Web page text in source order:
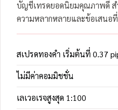
บัญชีเทรดยอดนิยมคุณภาพดี ส
ความหลากหลายและข้อเสนอ
สเปรดทองคำ เริ่มต้นที่ 0.37
ไม่มีค่าคอมมิชชั่น
เลเวอเรจสูงสุด 1:100